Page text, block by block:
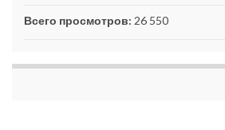
Всего просмотров: 26 550